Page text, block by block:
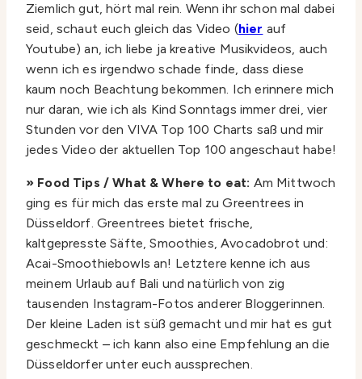
Ziemlich gut, hört mal rein. Wenn ihr schon mal dabei
seid, schaut euch gleich das Video (hier auf
Youtube) an, ich liebe ja kreative Musikvideos, auch
wenn ich es irgendwo schade finde, dass diese
kaum noch Beachtung bekommen. Ich erinnere mich
nur daran, wie ich als Kind Sonntags immer drei, vier
Stunden vor den VIVA Top 100 Charts saß und mir
jedes Video der aktuellen Top 100 angeschaut habe!
» Food Tips / What & Where to eat: Am Mittwoch
ging es für mich das erste mal zu Greentrees in
Düsseldorf. Greentrees bietet frische,
kaltgepresste Säfte, Smoothies, Avocadobrot und:
Acai-Smoothiebowls an! Letztere kenne ich aus
meinem Urlaub auf Bali und natürlich von zig
tausenden Instagram-Fotos anderer Bloggerinnen.
Der kleine Laden ist süß gemacht und mir hat es gut
geschmeckt – ich kann also eine Empfehlung an die
Düsseldorfer unter euch aussprechen.